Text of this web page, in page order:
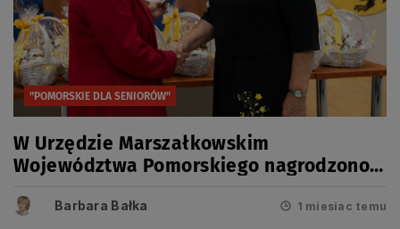
"POMORSKIE DLA SENIORÓW"
W Urzędzie Marszałkowskim
Województwa Pomorskiego nagrodzono
Seniorów”
Barbara Bałka 1 miesiac temu